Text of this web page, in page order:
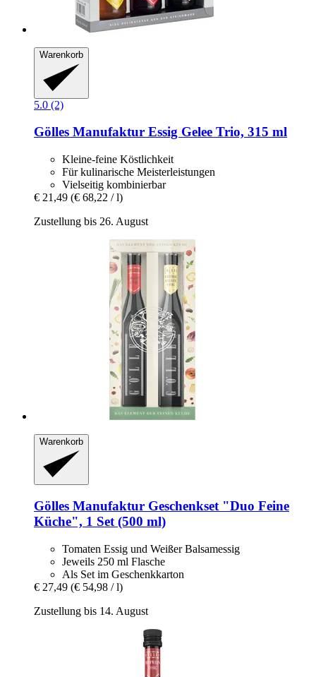
Warenkorb
5.0 (2)
Gölles Manufaktur Essig Gelee Trio, 315 ml
Kleine-feine Köstlichkeit
Für kulinarische Meisterleistungen
Vielseitig kombinierbar
€ 21,49 (€ 68,22 / l)
Zustellung bis 26. August
Warenkorb
Gölles Manufaktur Geschenkset "Duo Feine
Küche", 1 Set (500 ml)
Tomaten Essig und Weißer Balsamessig
Jeweils 250 ml Flasche
Als Set im Geschenkkarton
€ 27,49 (€ 54,98 / l)
Zustellung bis 14. August